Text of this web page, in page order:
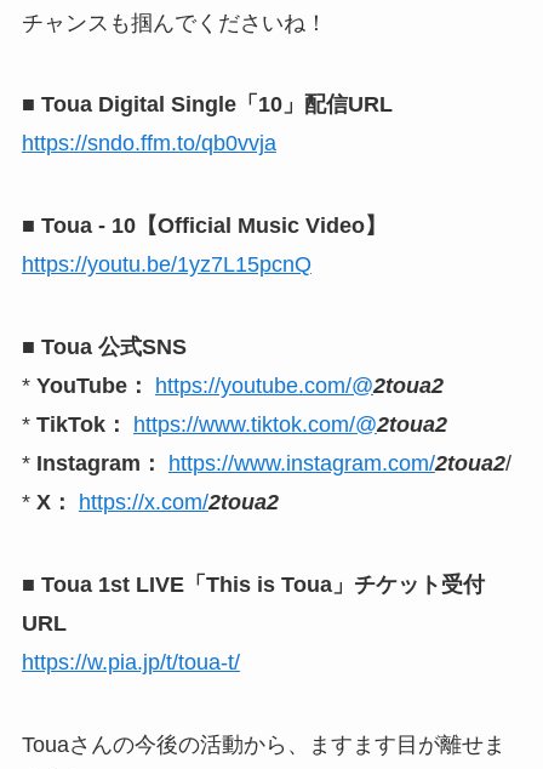
チャンスも掴んでくださいね！
■ Toua Digital Single「10」配信URL
https://sndo.ffm.to/qb0vvja
■ Toua - 10【Official Music Video】
https://youtu.be/1yz7L15pcnQ
■ Toua 公式SNS
* YouTube： https://youtube.com/@2toua2
* TikTok： https://www.tiktok.com/@2toua2
* Instagram： https://www.instagram.com/2toua2/
* X： https://x.com/2toua2
■ Toua 1st LIVE「This is Toua」チケット受付
URL
https://w.pia.jp/t/toua-t/
Touaさんの今後の活動から、ますます目が離せま